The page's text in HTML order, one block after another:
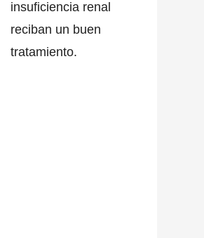
insuficiencia renal
reciban un buen
tratamiento.